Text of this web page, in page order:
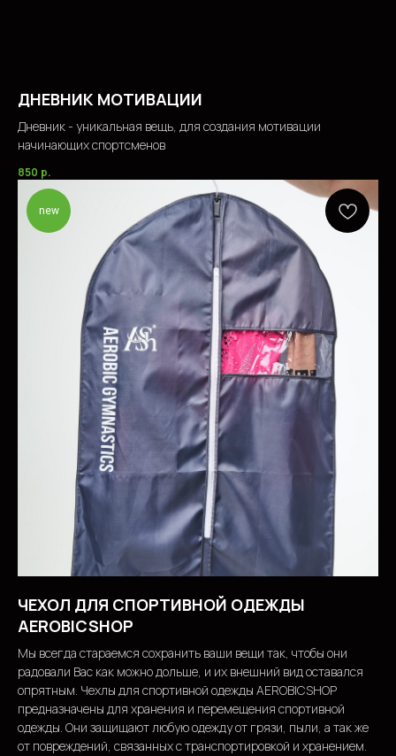
ДНЕВНИК МОТИВАЦИИ
Дневник - уникальная вещь, для создания мотивации
начинающих спортсменов
850 р.
new
ЧЕХОЛ ДЛЯ СПОРТИВНОЙ ОДЕЖДЫ
AEROBICSHOP
Мы всегда стараемся сохранить ваши вещи так, чтобы они
радовали Вас как можно дольше, и их внешний вид оставался
опрятным. Чехлы для спортивной одежды AEROBICSHOP
предназначены для хранения и перемещения спортивной
одежды. Они защищают любую одежду от грязи, пыли, а так же
от повреждений, связанных с транспортировкой и хранением.